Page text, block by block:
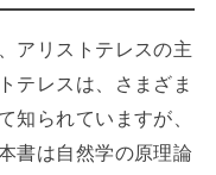
アリストテレスの主
テレスは、さまざま
知られていますが、
書は自然学の原理論